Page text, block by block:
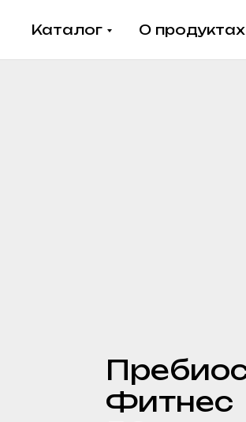
Каталог О продуктах
Фитнес
50 стиков